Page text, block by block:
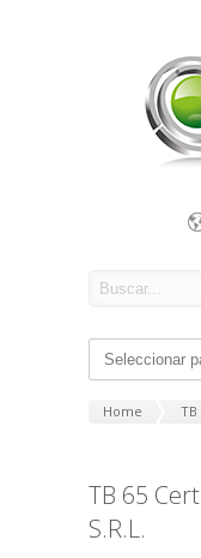
Home TB
TB 65
S.R.L.